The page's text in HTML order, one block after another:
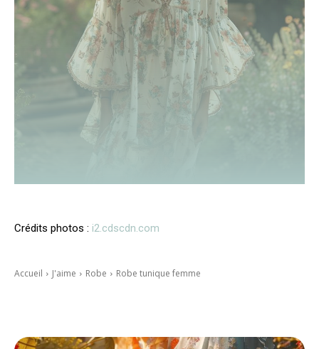
Crédits photos : i2.cdscdn.com
Accueil J'aime Robe Robe tunique femme